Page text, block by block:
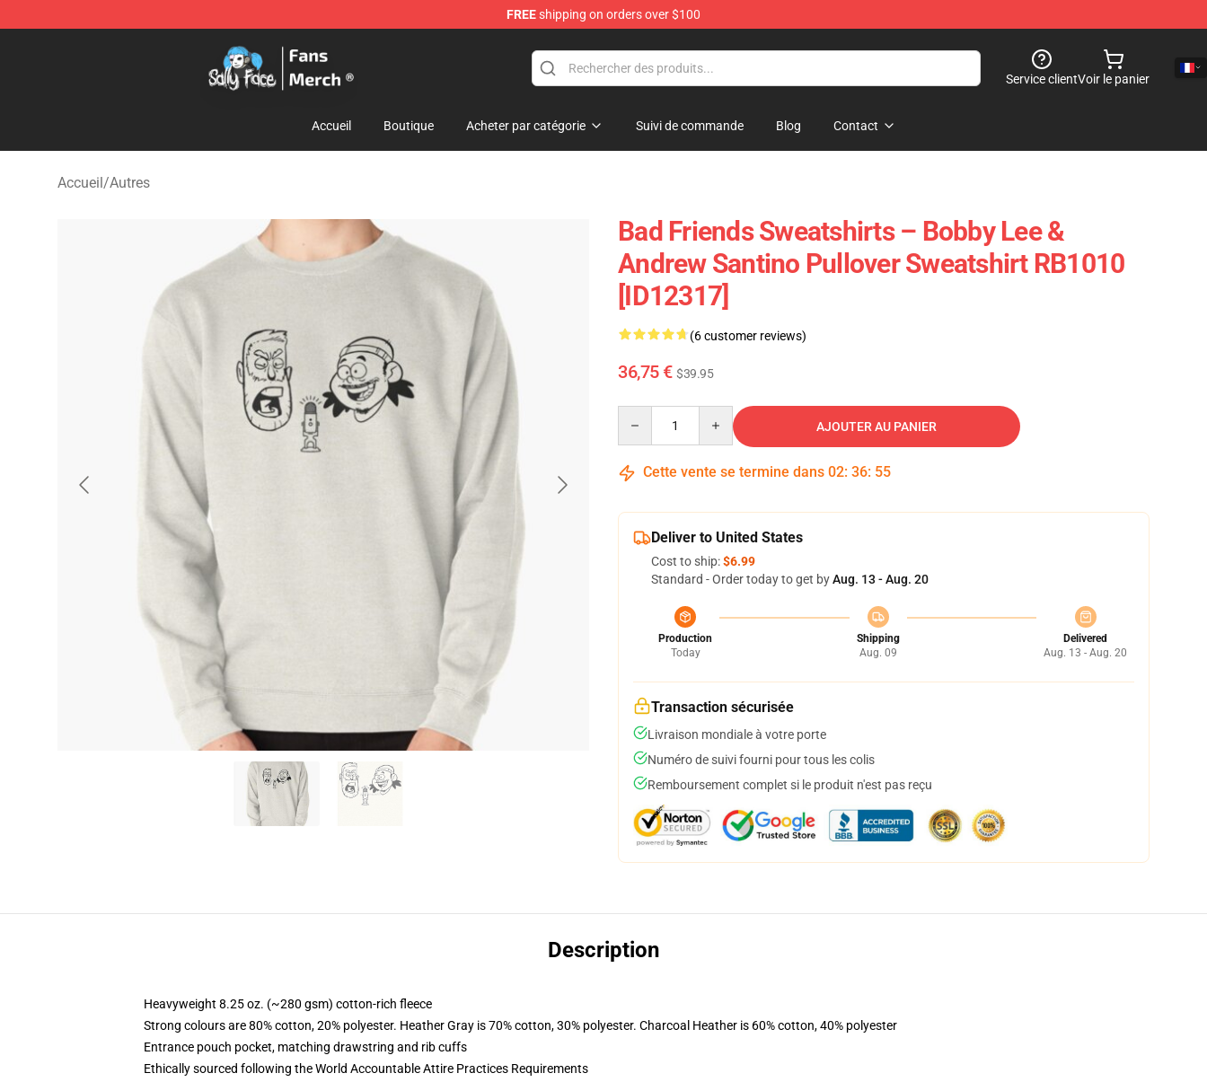
FREEshipping on orders over $100
Sally Face Store - Official Sally Face Merchandise Shop
Service clientVoir le panier
Accueil Boutique Acheter par catégorie Suivi de commande Blog Contact
Accueil/Autres
Bad Friends Sweatshirts – Bobby Lee &
Andrew Santino Pullover Sweatshirt RB1010
[ID12317]
(6 customer reviews)
36,75 € $39.95
AJOUTER AU PANIER
Cette vente se termine dans 02: 36: 54
Deliver to United States
Cost to ship:$6.99
Standard - Order today to get byAug. 13 - Aug. 20
Production
Today
Shipping
Aug. 09
Delivered
Aug. 13 - Aug. 20
Transaction sécurisée
Livraison mondiale à votre porte
Numéro de suivi fourni pour tous les colis
Remboursement complet si le produit n'est pas reçu
Description
Heavyweight 8.25 oz. (~280 gsm) cotton-rich fleece
Strong colours are 80% cotton, 20% polyester. Heather Gray is 70% cotton, 30% polyester. Charcoal Heather is 60% cotton, 40% polyester
Entrance pouch pocket, matching drawstring and rib cuffs
Ethically sourced following the World Accountable Attire Practices Requirements